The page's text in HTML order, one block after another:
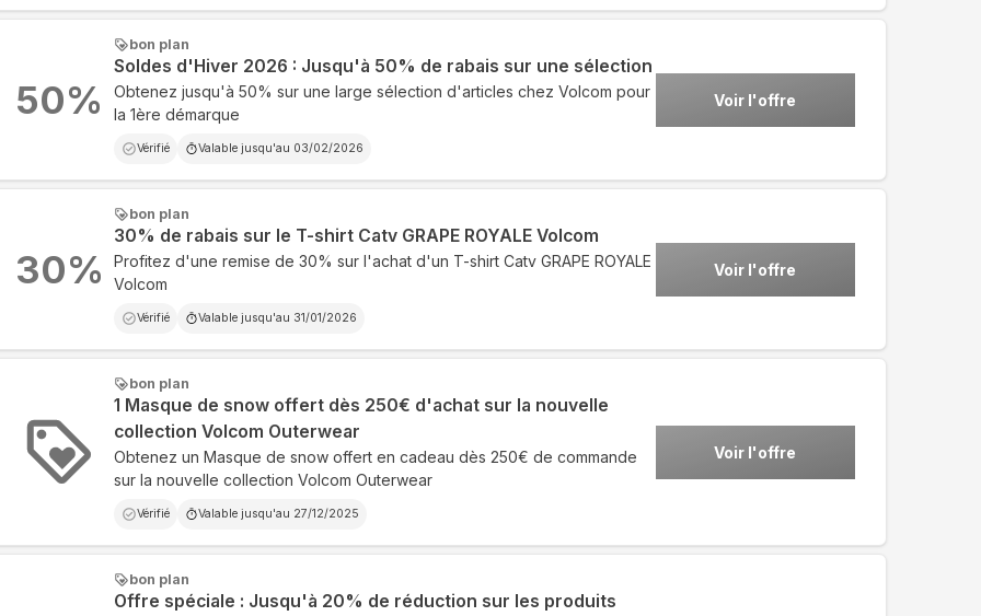
bon plan
Soldes d'Hiver 2026 : Jusqu'à 50% de rabais sur une sélection
Obtenez jusqu'à 50% sur une large sélection d'articles chez Volcom pour
la 1ère démarque
Vérifié Valable jusqu'au 03/02/2026
Voir l'offre
50%
bon plan
30% de rabais sur le T-shirt Catv GRAPE ROYALE Volcom
Profitez d'une remise de 30% sur l'achat d'un T-shirt Catv GRAPE ROYALE
Volcom
Vérifié Valable jusqu'au 31/01/2026
Voir l'offre
30%
bon plan
1 Masque de snow offert dès 250€ d'achat sur la nouvelle
collection Volcom Outerwear
Obtenez un Masque de snow offert en cadeau dès 250€ de commande
sur la nouvelle collection Volcom Outerwear
Vérifié Valable jusqu'au 27/12/2025
Voir l'offre
bon plan
Offre spéciale : Jusqu'à 20% de réduction sur les produits